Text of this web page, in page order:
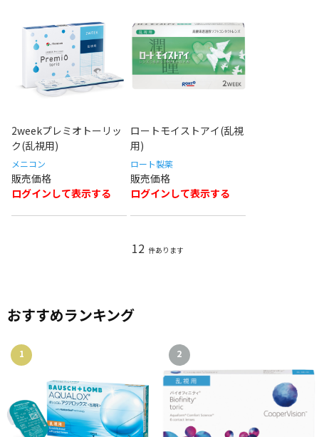
おすすめランキング
1 2
2weekプレミオトーリッ
ク(乱視用)
メニコン
ログインして表示する
ロートモイストアイ(乱視
用)
ロート製薬
ログインして表示する
12 件あります